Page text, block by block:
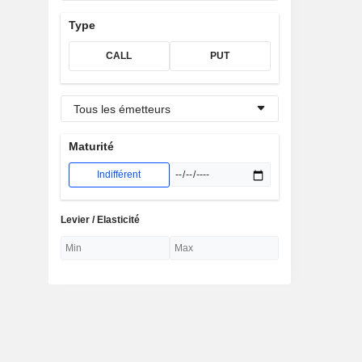
Type
CALL PUT
Tous les émetteurs
Maturité
Indifférent
Levier / Elasticité